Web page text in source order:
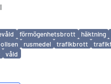
förmögenhetsbrott häktning
rusmedel trafikbrott
våld